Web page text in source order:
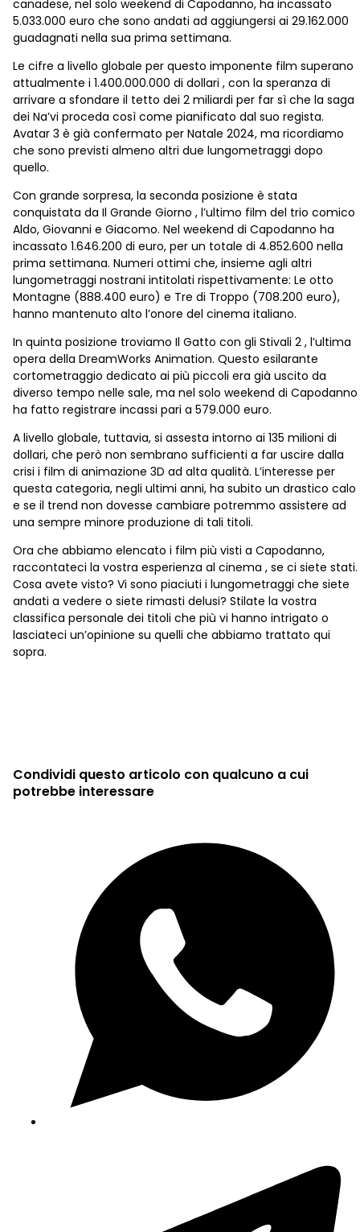
canadese, nel solo weekend di Capodanno, ha incassato
5.033.000 euro che sono andati ad aggiungersi ai 29.162.000
guadagnati nella sua prima settimana.
Le cifre a livello globale per questo imponente film superano
attualmente i 1.400.000.000 di dollari , con la speranza di
arrivare a sfondare il tetto dei 2 miliardi per far sì che la saga
dei Na’vi proceda così come pianificato dal suo regista.
Avatar 3 è già confermato per Natale 2024, ma ricordiamo
che sono previsti almeno altri due lungometraggi dopo
quello.
Con grande sorpresa, la seconda posizione è stata
conquistata da Il Grande Giorno , l’ultimo film del trio comico
Aldo, Giovanni e Giacomo. Nel weekend di Capodanno ha
incassato 1.646.200 di euro, per un totale di 4.852.600 nella
prima settimana. Numeri ottimi che, insieme agli altri
lungometraggi nostrani intitolati rispettivamente: Le otto
Montagne (888.400 euro) e Tre di Troppo (708.200 euro),
hanno mantenuto alto l’onore del cinema italiano.
In quinta posizione troviamo Il Gatto con gli Stivali 2 , l’ultima
opera della DreamWorks Animation. Questo esilarante
cortometraggio dedicato ai più piccoli era già uscito da
diverso tempo nelle sale, ma nel solo weekend di Capodanno
ha fatto registrare incassi pari a 579.000 euro.
A livello globale, tuttavia, si assesta intorno ai 135 milioni di
dollari, che però non sembrano sufficienti a far uscire dalla
crisi i film di animazione 3D ad alta qualità. L’interesse per
questa categoria, negli ultimi anni, ha subito un drastico calo
e se il trend non dovesse cambiare potremmo assistere ad
una sempre minore produzione di tali titoli.
Ora che abbiamo elencato i film più visti a Capodanno,
raccontateci la vostra esperienza al cinema , se ci siete stati.
Cosa avete visto? Vi sono piaciuti i lungometraggi che siete
andati a vedere o siete rimasti delusi? Stilate la vostra
classifica personale dei titoli che più vi hanno intrigato o
lasciateci un’opinione su quelli che abbiamo trattato qui
sopra.
Condividi questo articolo con qualcuno a cui
potrebbe interessare